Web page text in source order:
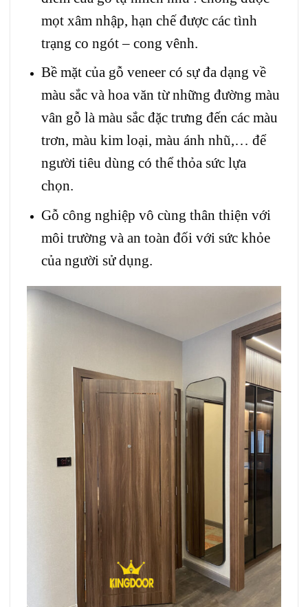
mọt xâm nhập, hạn chế được các tình
trạng co ngót – cong vênh.
Bề mặt của gỗ veneer có sự đa dạng về
màu sắc và hoa văn từ những đường màu
vân gỗ là màu sắc đặc trưng đến các màu
trơn, màu kim loại, màu ánh nhũ,… để
người tiêu dùng có thể thỏa sức lựa
chọn.
Gỗ công nghiệp vô cùng thân thiện với
môi trường và an toàn đối với sức khỏe
của người sử dụng.